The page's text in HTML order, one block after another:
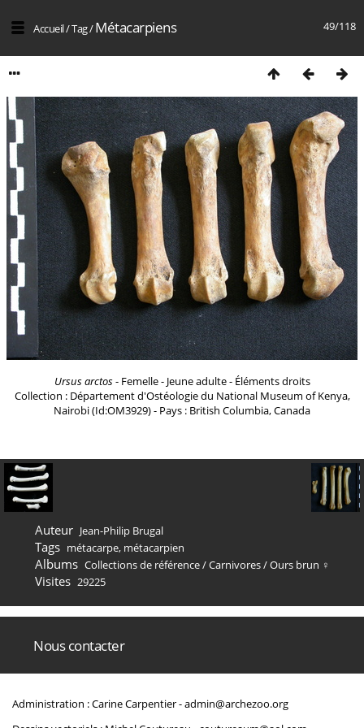
49/118
Accueil/Tag/Métacarpiens
Ursus arctos- Femelle - Jeune adulte - Éléments droits
Collection : Département d'Ostéologie du National Museum of Kenya,
Nairobi (Id:OM3929) - Pays : British Columbia, Canada
Auteur Jean-Philip Brugal
Tags métacarpe, métacarpien
Albums Collections de référence/Carnivores/Ours brun ♀
Visites 29225
Nous contacter
Administration : Carine Carpentier -admin@archezoo.org